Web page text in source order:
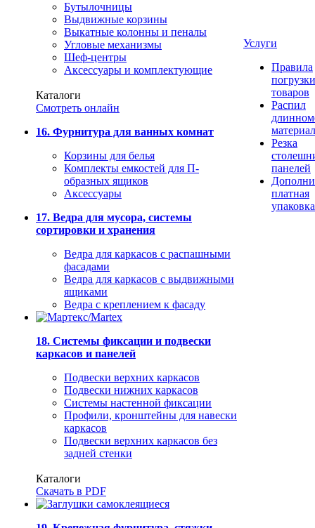
Бутылочницы
Выдвижные корзины
Выкатные колонны и пеналы
Угловые механизмы
Шеф-центры
Аксессуары и комплектующие
Каталоги
Смотреть онлайн
16. Фурнитура для ванных комнат
Корзины для белья
Комплекты емкостей для П-
образных ящиков
Аксессуары
17. Ведра для мусора, системы
сортировки и хранения
Ведра для каркасов с распашными
фасадами
Ведра для каркасов с выдвижными
ящиками
Ведра с креплением к фасаду
18. Системы фиксации и подвески
каркасов и панелей
Подвески верхних каркасов
Подвески нижних каркасов
Системы настенной фиксации
Профили, кронштейны для навески
каркасов
Подвески верхних каркасов без
задней стенки
Каталоги
Скачать в PDF
Услуги
Правила
погрузки
товаров
Распил
Резка
панелей
платная
упаковка